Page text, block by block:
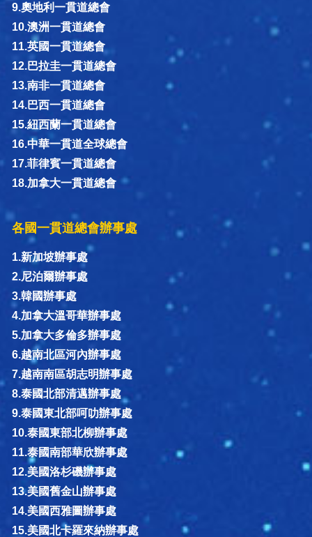
9.奧地利一貫道總會
10.澳洲一貫道總會
11.英國一貫道總會
12.巴拉圭一貫道總會
13.南非一貫道總會
14.巴西一貫道總會
15.紐西蘭一貫道總會
16.中華一貫道全球總會
17.菲律賓一貫道總會
18.加拿大一貫道總會
各國一貫道總會辦事處
1.新加坡辦事處
2.尼泊爾辦事處
3.韓國辦事處
4.加拿大溫哥華辦事處
5.加拿大多倫多辦事處
6.越南北區河內辦事處
7.越南南區胡志明辦事處
8.泰國北部清邁辦事處
9.泰國東北部呵叻辦事處
10.泰國東部北柳辦事處
11.泰國南部華欣辦事處
12.美國洛杉磯辦事處
13.美國舊金山辦事處
14.美國西雅圖辦事處
15.美國北卡羅來納辦事處